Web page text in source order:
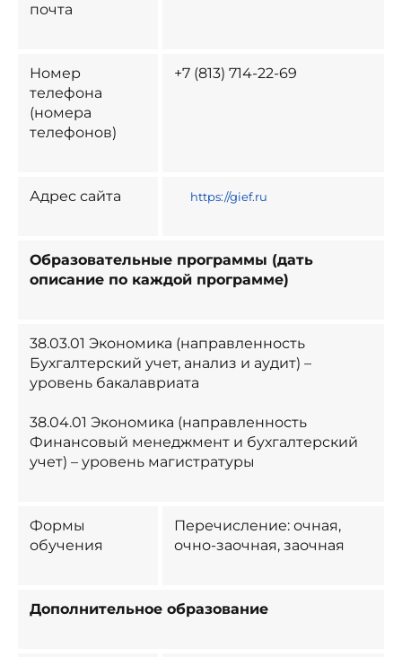
почта
Номер
телефона
(номера
телефонов)
+7 (813) 714-22-69
Адрес сайта https://gief.ru
Образовательные программы (дать
описание по каждой программе)
38.03.01 Экономика (направленность
Бухгалтерский учет, анализ и аудит) –
уровень бакалавриата
38.04.01 Экономика (направленность
Финансовый менеджмент и бухгалтерский
учет) – уровень магистратуры
Формы
обучения
Перечисление: очная,
очно-заочная, заочная
Дополнительное образование